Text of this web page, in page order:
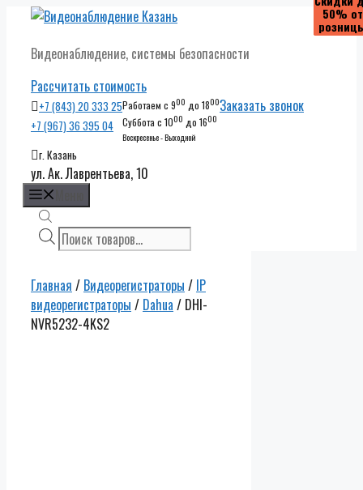
Перейти
содержимому
Видеонаблюдение, системы безопасности
Рассчитать стоимость
+7 (843) 20 333 25
+7 (967) 36 395 04
Работаем с 900 до 1800
Суббота с 1000 до 1600
Воскресенье - Выходной
Заказать звонок
г. Казань
ул. Ак. Лаврентьева, 10
Поиск
товаров
Главная / Видеорегистраторы / IP
видеорегистраторы / Dahua / DHI-
NVR5232-4KS2
50% от
50% от
50% от
50% от